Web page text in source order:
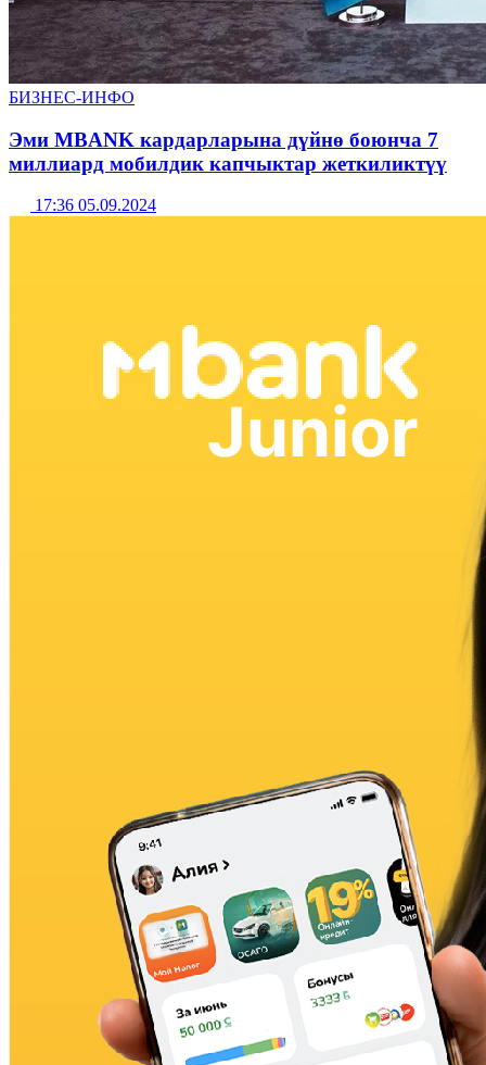
БИЗНЕС-ИНФО
Эми MBANK кардарларына дүйнө боюнча 7
миллиард мобилдик капчыктар жеткиликтүү
17:36 05.09.2024